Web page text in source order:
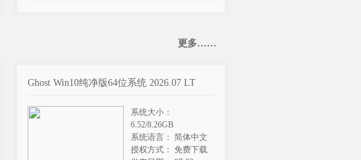
更多……
Ghost Win10纯净版64位系统 2026.07 LT
系统大小：
6.52/8.26GB
系统语言： 简体中文
授权方式： 免费下载